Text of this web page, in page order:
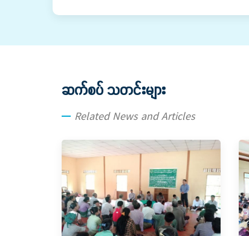
ဆက်စပ် သတင်းများ
Related News and Articles